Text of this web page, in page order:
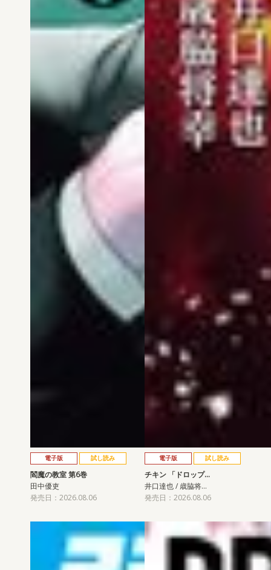
電子版 試し読み
閻魔の教室 第6巻
田中優吏
発売日：2026.08.06
電子版 試し読み
チキン 「ドロップ…
井口達也 / 歳脇将…
発売日：2026.08.06